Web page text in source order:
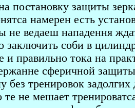
постановку защиты
намерен есть
не ведаеш нападення
заключить соби в
и правильно тока на
сферичной
без тренировок задолгих
не мешает